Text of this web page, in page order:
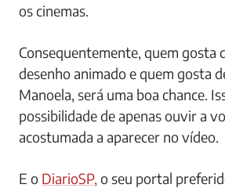
os cinemas.
Consequentemente, quem gosta
desenho animado e quem gosta
Manoela, será uma boa chance.
possibilidade de apenas ouvir a
acostumada a aparecer no vídeo.
E o DiarioSP, o seu portal